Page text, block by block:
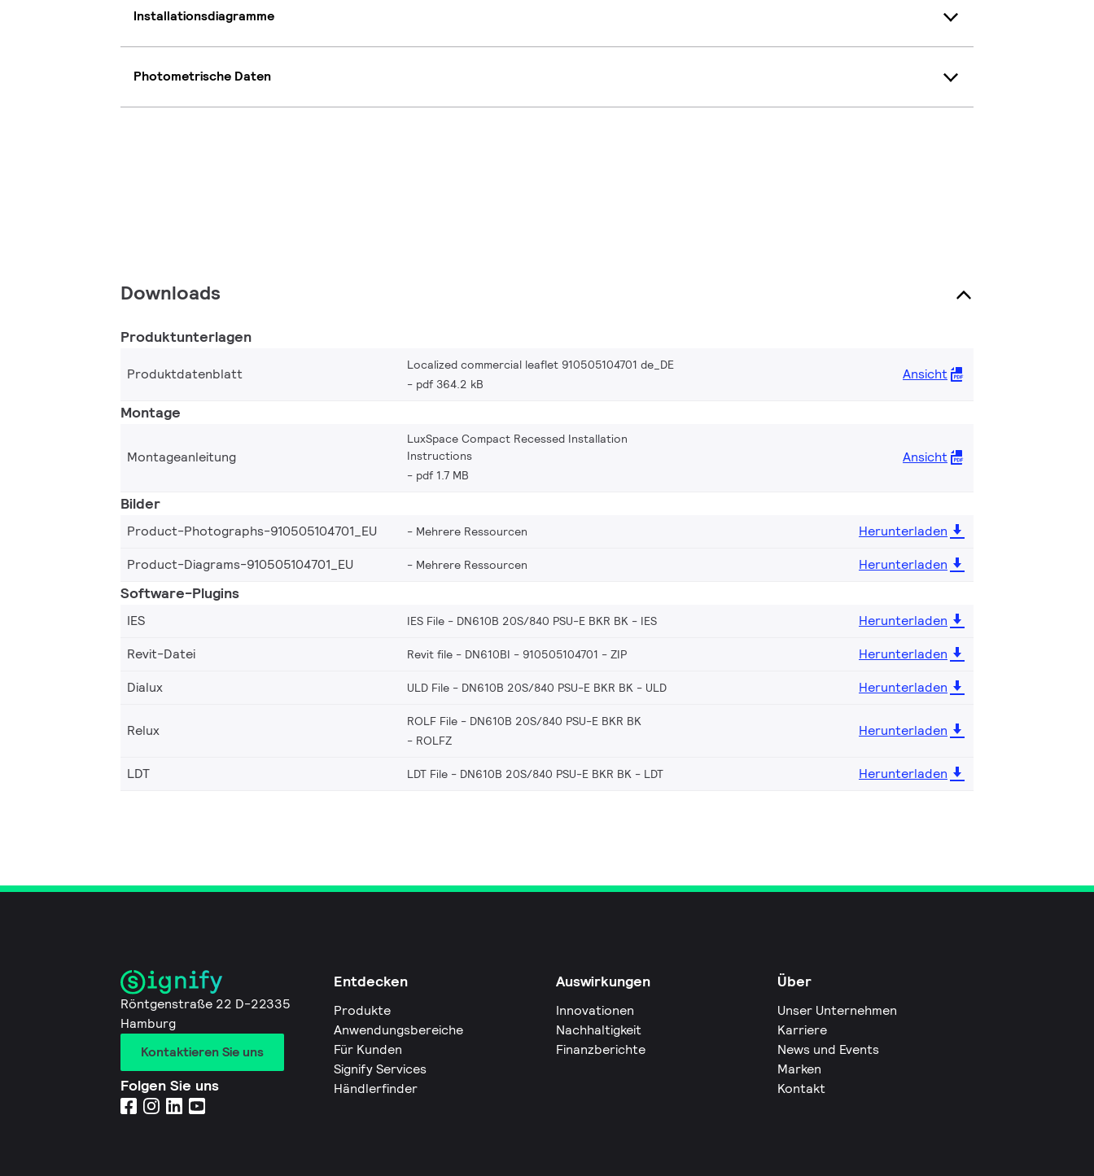
Installationsdiagramme
Photometrische Daten
Downloads
Produktunterlagen
Produktdatenblatt
Localized commercial leaflet 910505104701 de_DE
pdf 364.2 kB
Ansicht
Montage
Montageanleitung
LuxSpace Compact Recessed Installation
Instructions
pdf 1.7 MB
Ansicht
Bilder
Product-Photographs-910505104701_EU Mehrere Ressourcen
Herunterladen
Product-Diagrams-910505104701_EU
Mehrere Ressourcen Herunterladen
Software-Plugins
IES IES File - DN610B 20S/840 PSU-E BKR BK IES
Herunterladen
Revit-Datei
Revit file - DN610BI - 910505104701 ZIP
Herunterladen
Dialux
ULD File - DN610B 20S/840 PSU-E BKR BK ULD Herunterladen
Relux
ROLF File - DN610B 20S/840 PSU-E BKR BK
ROLFZ
Herunterladen
LDT LDT File - DN610B 20S/840 PSU-E BKR BK LDT Herunterladen
Röntgenstraße 22 D-22335
Hamburg
Kontaktieren Sie uns
Folgen Sie uns
Entdecken
Produkte
Anwendungsbereiche
Für Kunden
Signify Services
Händlerfinder
Auswirkungen
Innovationen
Nachhaltigkeit
Finanzberichte
Über
Unser Unternehmen
Karriere
News und Events
Marken
Kontakt